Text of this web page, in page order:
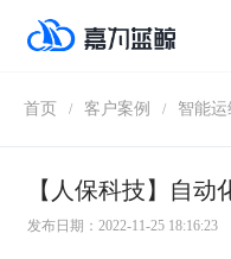
首页 / 客户案例 / 智能运
发布日期：2022-11-25 18:16:23